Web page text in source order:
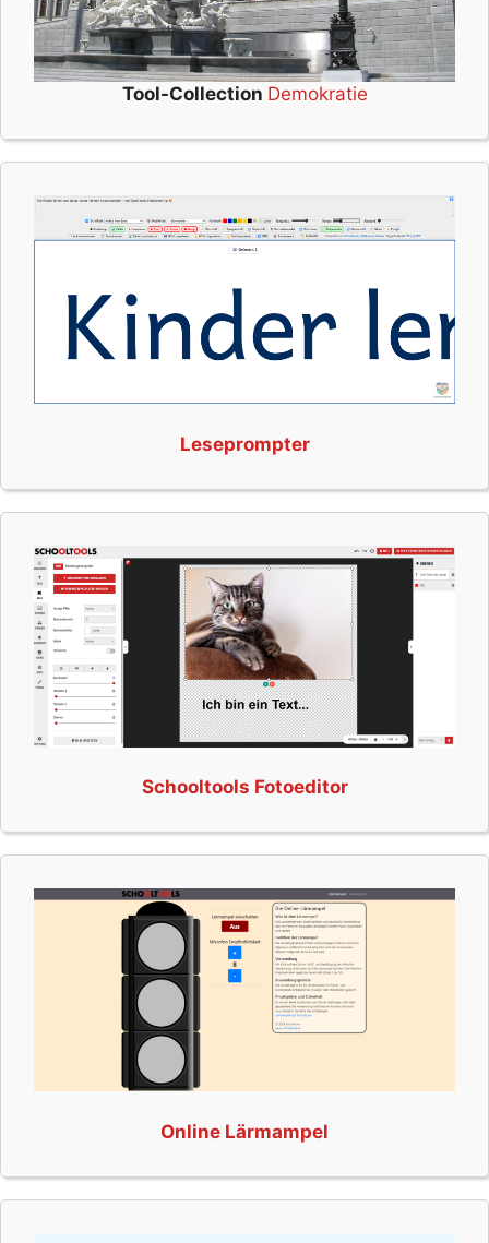
Tool-Collection Demokratie
Leseprompter
Schooltools Fotoeditor
Online Lärmampel